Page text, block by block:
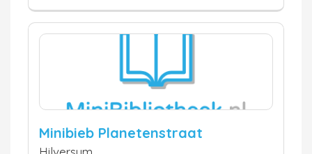
Minibieb Planetenstraat